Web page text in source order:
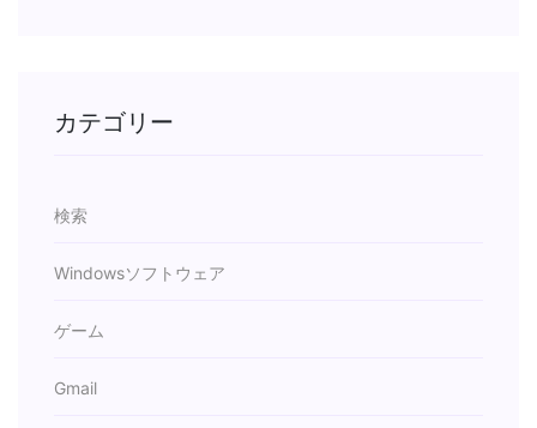
カテゴリー
検索
Windowsソフトウェア
ゲーム
Gmail